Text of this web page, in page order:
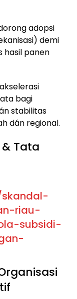
adopsi
demi
hasil panen
bagi
stabilitas
dán regional.
Tata
riau-
subsidi-